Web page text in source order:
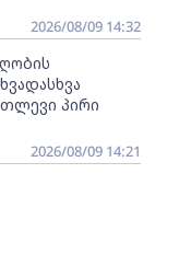
2026/08/09 14:32
პირი
2026/08/09 14:21